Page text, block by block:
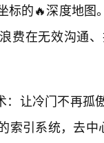
标的🔥深度地
费在无效沟通
：让冷门不再孤
索引系统，去